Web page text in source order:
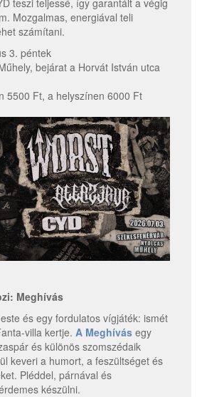
teszi teljessé, így garantált a végig
Mozgalmas, energiával teli
számítani.
3. péntek
bejárat a Horvát István utca
5500 Ft, a helyszínen 6000 Ft
Meghívás
és egy fordulatos vígjáték: ismét
villa kertje. A Meghívás egy
és különös szomszédaik
keveri a humort, a feszültséget és
Pléddel, párnával és
készülni.